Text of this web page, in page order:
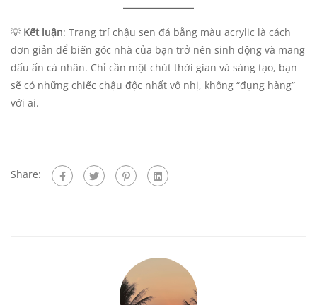
💡 Kết luận: Trang trí chậu sen đá bằng màu acrylic là cách
đơn giản để biến góc nhà của bạn trở nên sinh động và mang
dấu ấn cá nhân. Chỉ cần một chút thời gian và sáng tạo, bạn
sẽ có những chiếc chậu độc nhất vô nhị, không “đụng hàng”
với ai.
Share: